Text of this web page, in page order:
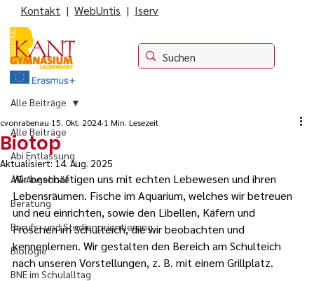
Kontakt |WebUntis | Iserv
Alle Beiträge
Abi Entlassung
AG-Angebote
Beratung
Berufs- und Studienorientierung
Biologie
BNE im Schulalltag
Alle Beiträge
Biotop
cvonrabenau 15. Okt. 2024 1 Min. Lesezeit
Aktualisiert:14. Aug. 2025
Wir beschäftigen uns mit echten Lebewesen und ihren
Lebensräumen. Fische im Aquarium, welches wir betreuen
und neu einrichten, sowie den Libellen, Käfern und
Fröschen im Schulteich, die wir beobachten und
kennenlernen. Wir gestalten den Bereich am Schulteich
nach unseren Vorstellungen, z. B. mit einem Grillplatz.